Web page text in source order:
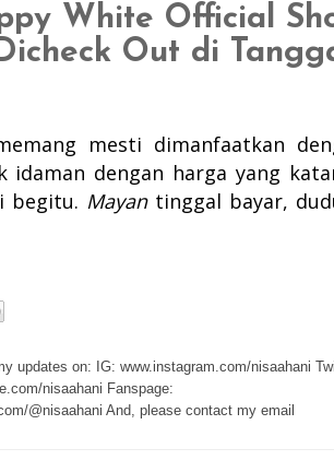
White Official
Out di
mesti dimanfaatkan
dengan harga yang
begitu. Mayan tinggal bayar,
updates on: IG: www.instagram.com/nisaahani
nisaahani Fanspage:
@nisaahani And, please contact my email